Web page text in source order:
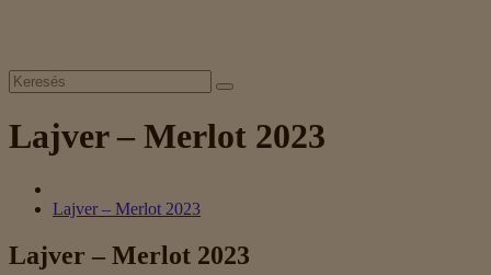
Lajver – Merlot 2023
Lajver – Merlot 2023
Lajver – Merlot 2023